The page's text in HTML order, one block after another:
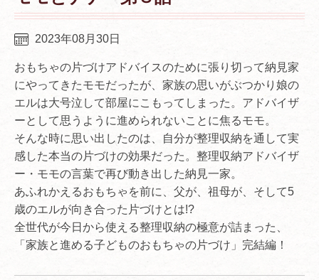
2023年08月30日
おもちゃの片づけアドバイスのために張り切って納見家
にやってきたモモだったが、家族の思いがぶつかり娘の
エルは大号泣して部屋にこもってしまった。アドバイザ
ーとして思うように進められないことに焦るモモ。
そんな時に思い出したのは、自分が整理収納を通して実
感した本当の片づけの効果だった。整理収納アドバイザ
ー・モモの言葉で再び動き出した納見一家。
あふれかえるおもちゃを前に、父が、祖母が、そして5
歳のエルが向き合った片づけとは!?
全世代が今日から使える整理収納の極意が詰まった、
「家族と進める子どものおもちゃの片づけ」完結編！